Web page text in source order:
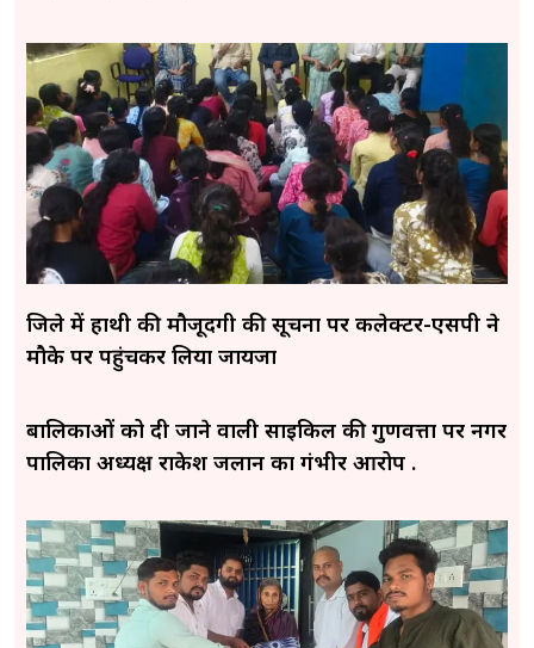
जिले में हाथी की मौजूदगी की सूचना पर कलेक्टर-एसपी ने
मौके पर पहुंचकर लिया जायजा
बालिकाओं को दी जाने वाली साइकिल की गुणवत्ता पर नगर
पालिका अध्यक्ष राकेश जलान का गंभीर आरोप .